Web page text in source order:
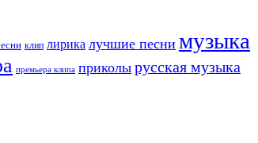
клип лирика лучшие песни музыка
премьера клипа приколы русская музыка